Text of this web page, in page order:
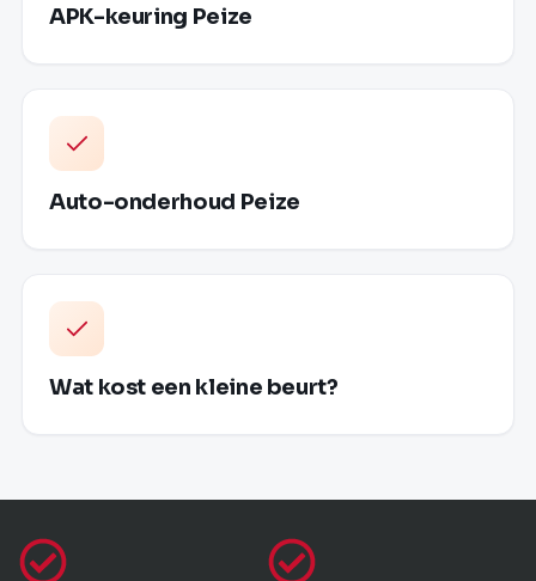
APK-keuring Peize
Auto-onderhoud Peize
Wat kost een kleine beurt?